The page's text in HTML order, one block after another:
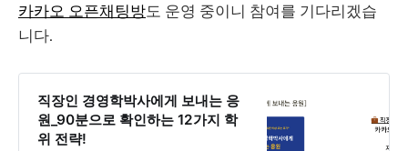
카카오 오픈채팅방도 운영 중이니 참여를 기다리겠습
니다.
직장인 경영학박사에게 보내는 응
원_90분으로 확인하는 12가지 학
위 전략!